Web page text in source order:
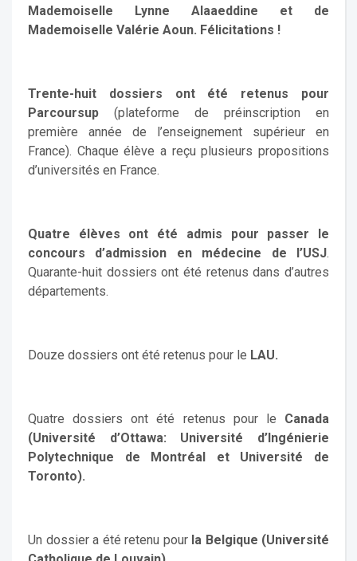
Mademoiselle Lynne Alaaeddine et de
Mademoiselle Valérie Aoun. Félicitations !
Trente-huit dossiers ont été retenus pour
Parcoursup (plateforme de préinscription en
première année de l’enseignement supérieur en
France). Chaque élève a reçu plusieurs propositions
d’universités en France.
Quatre élèves ont été admis pour passer le
concours d’admission en médecine de l’USJ.
Quarante-huit dossiers ont été retenus dans d’autres
départements.
Douze dossiers ont été retenus pour le LAU.
Quatre dossiers ont été retenus pour le Canada
(Université d’Ottawa: Université d’Ingénierie
Polytechnique de Montréal et Université de
Toronto).
Un dossier a été retenu pourla Belgique (Université